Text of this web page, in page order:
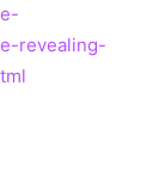
revealing-